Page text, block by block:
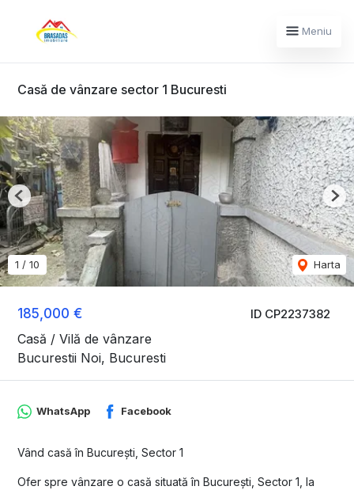
Meniu
Casă de vânzare sector 1 Bucuresti
ID CP2237382
185,000 €
Casă / Vilă de vânzare
Bucurestii Noi, Bucuresti
1 / 10 Harta
Previous
WhatsApp Facebook
Vând casă în București, Sector 1
Ofer spre vânzare o casă situată în București, Sector 1, la